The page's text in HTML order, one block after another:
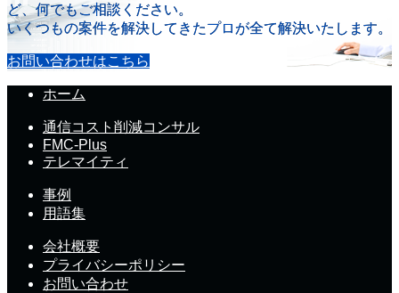
ど、何でもご相談ください。
いくつもの案件を解決してきたプロが全て解決いたします。
お問い合わせはこちら
ホーム
通信コスト削減コンサル
FMC-Plus
テレマイティ
事例
用語集
会社概要
プライバシーポリシー
お問い合わせ